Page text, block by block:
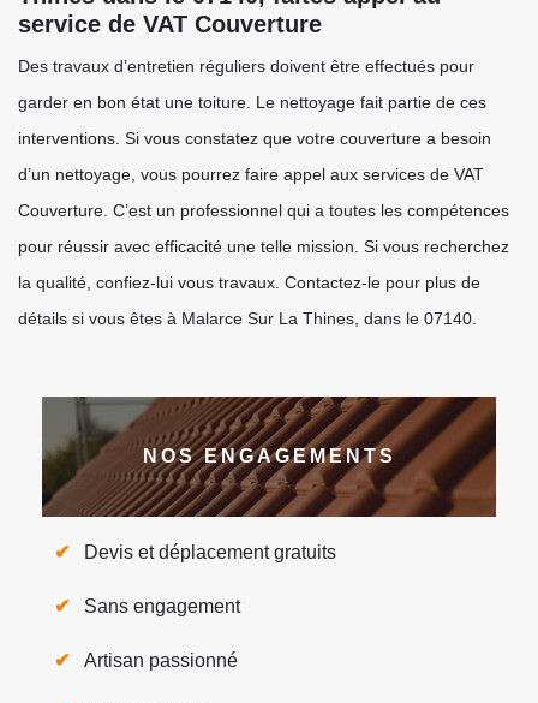
service de VAT Couverture
Des travaux d’entretien réguliers doivent être effectués pour
garder en bon état une toiture. Le nettoyage fait partie de ces
interventions. Si vous constatez que votre couverture a besoin
d’un nettoyage, vous pourrez faire appel aux services de VAT
Couverture. C’est un professionnel qui a toutes les compétences
pour réussir avec efficacité une telle mission. Si vous recherchez
la qualité, confiez-lui vous travaux. Contactez-le pour plus de
détails si vous êtes à Malarce Sur La Thines, dans le 07140.
NOS ENGAGEMENTS
Devis et déplacement gratuits
Sans engagement
Artisan passionné